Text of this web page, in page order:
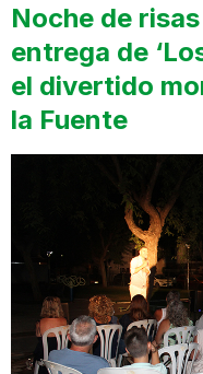
Noche de
entrega de
el divertido
la Fuente